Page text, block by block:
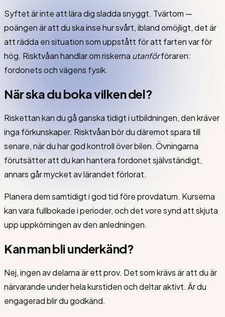
Syftet är inte att lära dig sladda snyggt. Tvärtom —
poängen är att du ska inse hur svårt, ibland omöjligt, det är
att rädda en situation som uppstått för att farten var för
hög. Risktvåan handlar om riskerna utanförföraren:
fordonets och vägens fysik.
När ska du boka vilken del?
Riskettan kan du gå ganska tidigt i utbildningen, den kräver
inga förkunskaper. Risktvåan bör du däremot spara till
senare, när du har god kontroll över bilen. Övningarna
förutsätter att du kan hantera fordonet självständigt,
annars går mycket av lärandet förlorat.
Planera dem samtidigt i god tid före provdatum. Kurserna
kan vara fullbokade i perioder, och det vore synd att skjuta
upp uppkörningen av den anledningen.
Kan man bli underkänd?
Nej, ingen av delarna är ett prov. Det som krävs är att du är
närvarande under hela kurstiden och deltar aktivt. Är du
engagerad blir du godkänd.